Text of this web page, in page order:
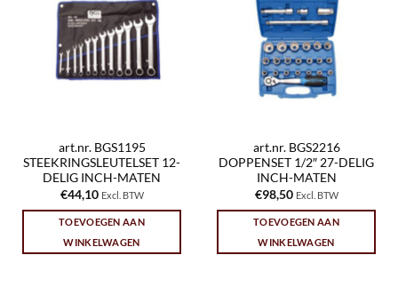
art.nr. BGS1195
STEEKRINGSLEUTELSET 12-
DELIG INCH-MATEN
€44,10 Excl. BTW
TOEVOEGEN AAN
WINKELWAGEN
art.nr. BGS2216
DOPPENSET 1/2″ 27-DELIG
INCH-MATEN
€98,50 Excl. BTW
TOEVOEGEN AAN
WINKELWAGEN